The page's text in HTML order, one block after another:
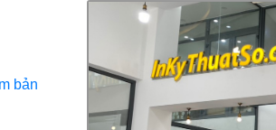
bản